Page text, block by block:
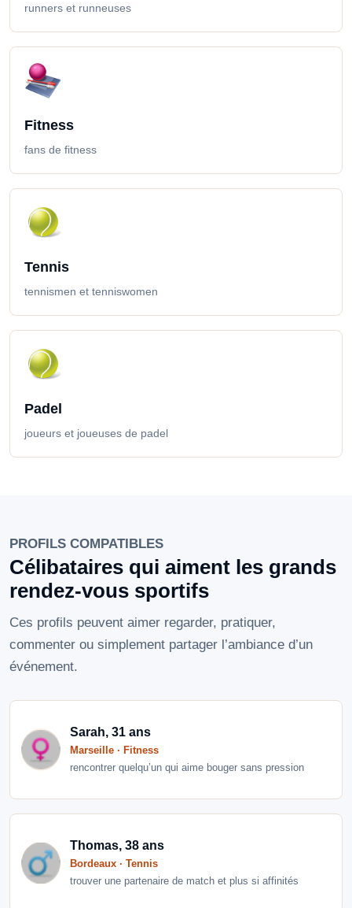
runners et runneuses
Fitness
fans de fitness
Tennis
tennismen et tenniswomen
Padel
joueurs et joueuses de padel
PROFILS COMPATIBLES
Célibataires qui aiment les grands
rendez-vous sportifs
Ces profils peuvent aimer regarder, pratiquer,
commenter ou simplement partager l’ambiance d’un
événement.
Sarah, 31 ans
Marseille · Fitness
rencontrer quelqu’un qui aime bouger sans pression
Thomas, 38 ans
Bordeaux · Tennis
trouver une partenaire de match et plus si affinités